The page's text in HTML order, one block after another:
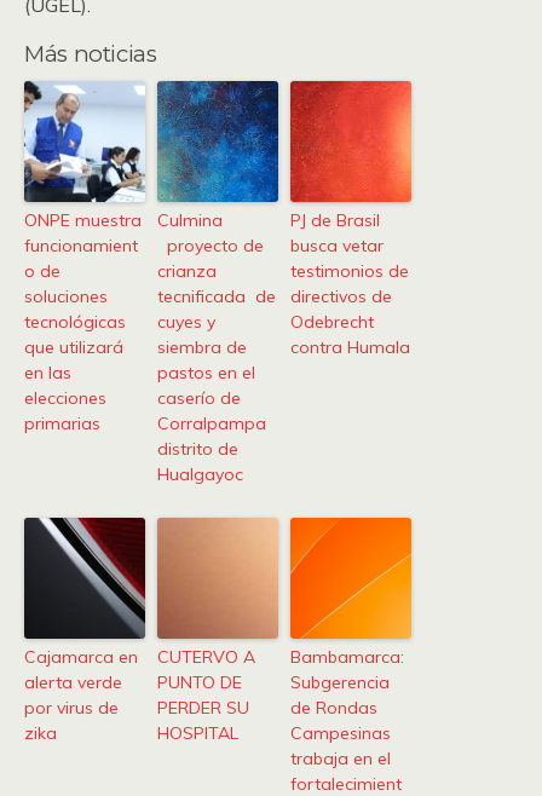
(UGEL).
Más noticias
ONPE muestra
funcionamient
o de
soluciones
tecnológicas
que utilizará
en las
elecciones
primarias
Culmina
proyecto de
crianza
tecnificada de
cuyes y
siembra de
pastos en el
caserío de
Corralpampa
distrito de
Hualgayoc
PJ de Brasil
busca vetar
testimonios de
directivos de
Odebrecht
contra Humala
Cajamarca en
alerta verde
por virus de
zika
CUTERVO A
PUNTO DE
PERDER SU
HOSPITAL
Bambamarca:
Subgerencia
de Rondas
Campesinas
trabaja en el
fortalecimient